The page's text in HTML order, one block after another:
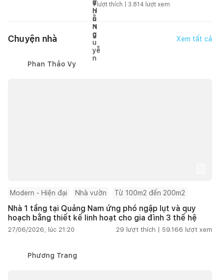
1lượt thích | 3.814 lượt xem
Chuyện nhà Xem tất cả
Phan Thảo Vy
Modern - Hiện đại Nhà vườn Từ 100m2 đến 200m2
Nhà 1 tầng tại Quảng Nam ứng phó ngập lụt và quy
hoạch bằng thiết kế linh hoạt cho gia đình 3 thế hệ
27/06/2026, lúc 21:20 29 lượt thích | 59.166 lượt xem
Phương Trang